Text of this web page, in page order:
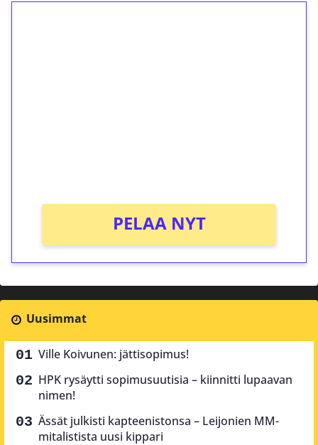
PELAA NYT
Uusimmat
Ville Koivunen: jättisopimus!
HPK rysäytti sopimusuutisia – kiinnitti lupaavan
nimen!
Ässät julkisti kapteenistonsa – Leijonien MM-
mitalistista uusi kippari